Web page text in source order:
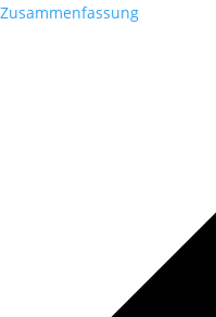
Zusammenfassung